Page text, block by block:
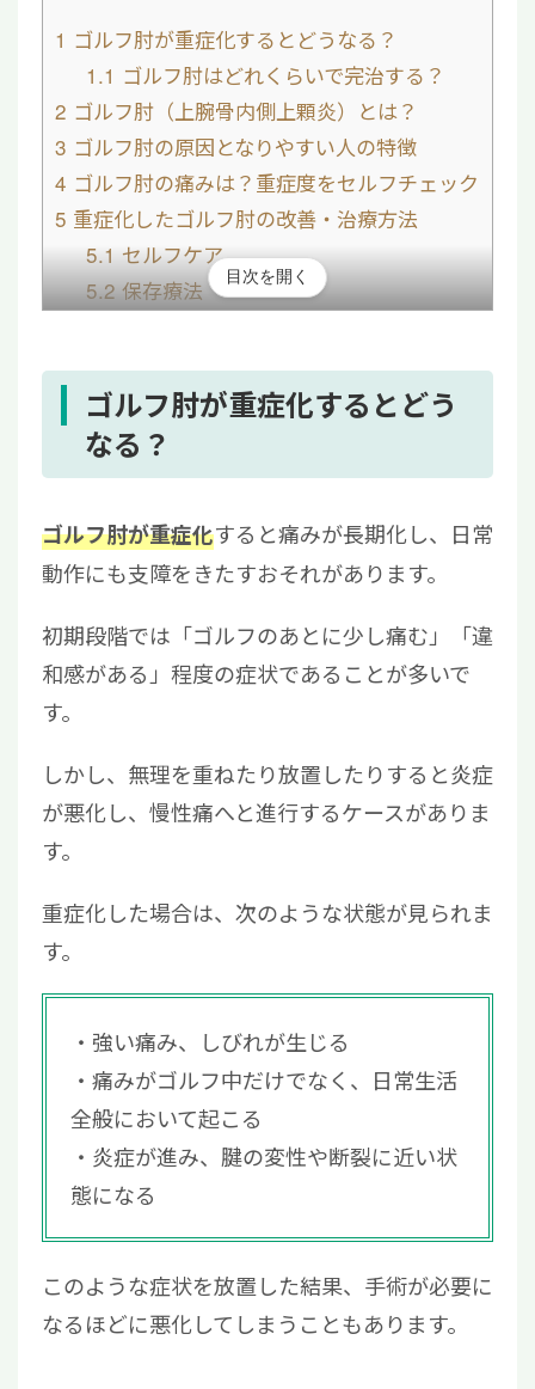
1 ゴルフ肘が重症化するとどうなる？
1.1 ゴルフ肘はどれくらいで完治する？
2 ゴルフ肘（上腕骨内側上顆炎）とは？
3 ゴルフ肘の原因となりやすい人の特徴
4 ゴルフ肘の痛みは？重症度をセルフチェック
5 重症化したゴルフ肘の改善・治療方法
5.1セルフケア
5.2保存療法
療
6 ゴルフ肘の通院の目安は？病院に行くべきサ
6.2費用・通院回数の目安
7ゴルフ肘の痛みに関してよくある質問
る？
7.2ゴルフ肘は自分で治せる？
8ゴルフ肘は早期対処が改善への近道
目次を開く
ゴルフ肘が重症化するとどう
なる？
ゴルフ肘が重症化すると痛みが長期化し、日常
動作にも支障をきたすおそれがあります。
初期段階では「ゴルフのあとに少し痛む」「違
和感がある」程度の症状であることが多いで
す。
しかし、無理を重ねたり放置したりすると炎症
が悪化し、慢性痛へと進行するケースがありま
す。
重症化した場合は、次のような状態が見られま
す。
強い痛み、しびれが生じる
痛みがゴルフ中だけでなく、日常生活
全般において起こる
炎症が進み、腱の変性や断裂に近い状
態になる
このような症状を放置した結果、手術が必要に
なるほどに悪化してしまうこともあります。